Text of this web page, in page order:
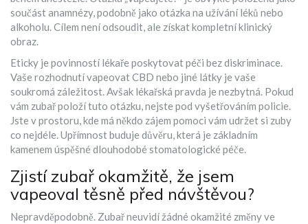
součást anamnézy, podobně jako otázka na užívání léků nebo
alkoholu. Cílem není odsoudit, ale získat kompletní klinický
obraz.
Eticky je povinností lékaře poskytovat péči bez diskriminace.
Vaše rozhodnutí vapeovat CBD nebo jiné látky je vaše
soukromá záležitost. Avšak lékařská pravda je nezbytná. Pokud
vám zubař položí tuto otázku, nejste pod vyšetřováním policie.
Jste v prostoru, kde má někdo zájem pomoci vám udržet si zuby
co nejdéle. Upřímnost buduje důvěru, která je základním
kamenem úspěšné dlouhodobé stomatologické péče.
Zjistí zubař okamžitě, že jsem
vapeoval těsně před návštěvou?
Nepravděpodobně. Zubař neuvidí žádné okamžité změny ve